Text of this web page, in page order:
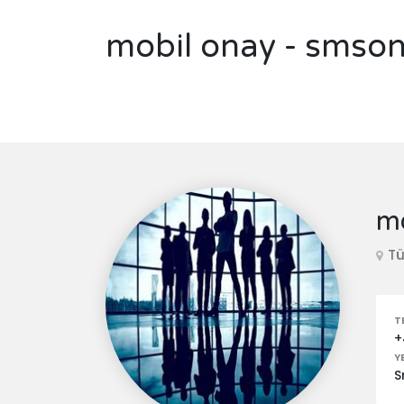
mobil onay -